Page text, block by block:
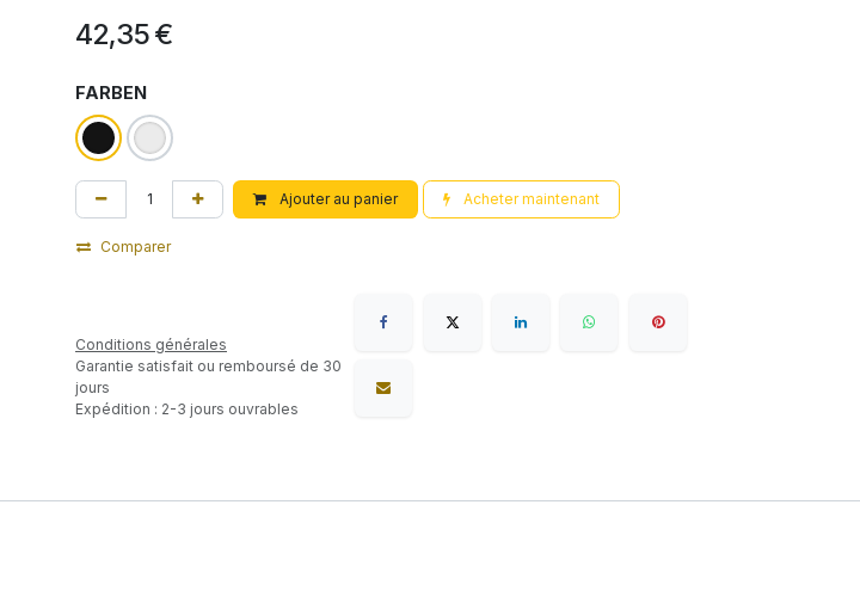
42,35€
FARBEN
Ajouter au panier Acheter maintenant
Comparer
Conditions générales
Garantie satisfait ou remboursé de 30
jours
Expédition : 2-3 jours ouvrables